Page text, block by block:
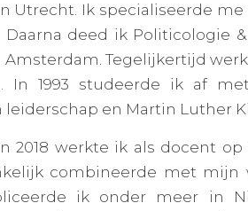
Utrecht. Ik specialiseerde
Daarna deed ik Politicologie
Tegelijkertijd
In 1993 studeerde ik af
en Martin Luther
2018 werkte ik als docent
combineerde met mijn
ik onder meer in